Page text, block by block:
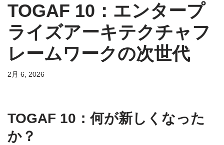
ッ
プ
TOGAF 10：エンタープ
ライズアーキテクチャフ
レームワークの次世代
2月 6, 2026
TOGAF 10：何が新しくなった
か？